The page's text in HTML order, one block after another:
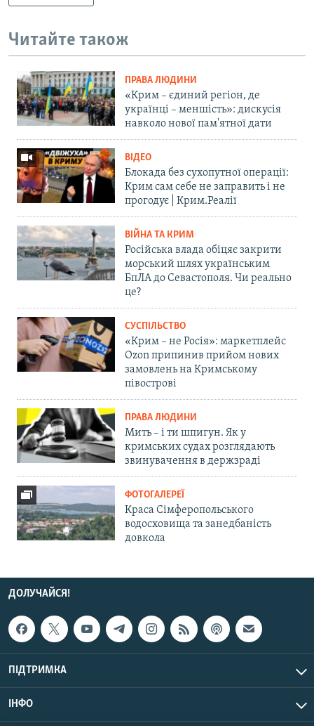
Читайте також
ПРАВА ЛЮДИНИ
«Крим – єдиний регіон, де
українці – меншість»: дискусія
навколо нової пам'ятної дати
ВІДЕО
Блокада без сухопутної операції:
Крим сам себе не заправить і не
прогодує | Крим.Реалії
ВІЙНА ТА КРИМ
Російська влада обіцяє закрити
морський шлях українським
БпЛА до Севастополя. Чи реально
це?
СУСПІЛЬСТВО
«Крим – не Росія»: маркетплейс
Ozon припинив прийом нових
замовлень на Кримському
півострові
ПРАВА ЛЮДИНИ
Мить – і ти шпигун. Як у
кримських судах розглядають
звинувачення в держзраді
ФОТОГАЛЕРЕЇ
Краса Сімферопольського
водосховища та занедбаність
довкола
ДОЛУЧАЙСЯ!
ПІДТРИМКА
ІНФО